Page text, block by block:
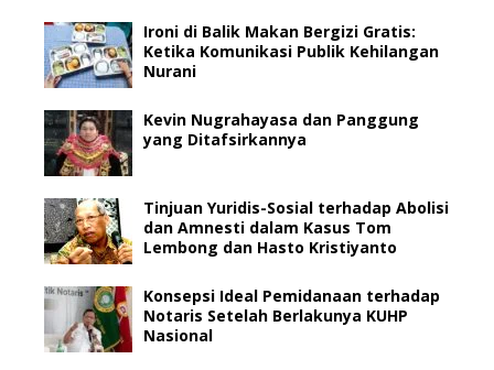
Ironi di Balik Makan Bergizi Gratis:
Ketika Komunikasi Publik Kehilangan
Nurani
Kevin Nugrahayasa dan Panggung
yang Ditafsirkannya
Tinjuan Yuridis-Sosial terhadap Abolisi
dan Amnesti dalam Kasus Tom
Lembong dan Hasto Kristiyanto
Konsepsi Ideal Pemidanaan terhadap
Notaris Setelah Berlakunya KUHP
Nasional